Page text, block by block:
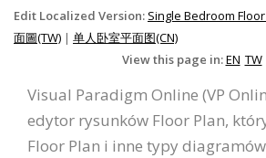
Edit Localized Version: Single Bedroom Floor
面圖(TW) | 单人卧室平面图(CN)
View this page in:EN TW
Visual Paradigm Online (VP
edytor rysunków Floor Plan,
Floor Plan i inne typy